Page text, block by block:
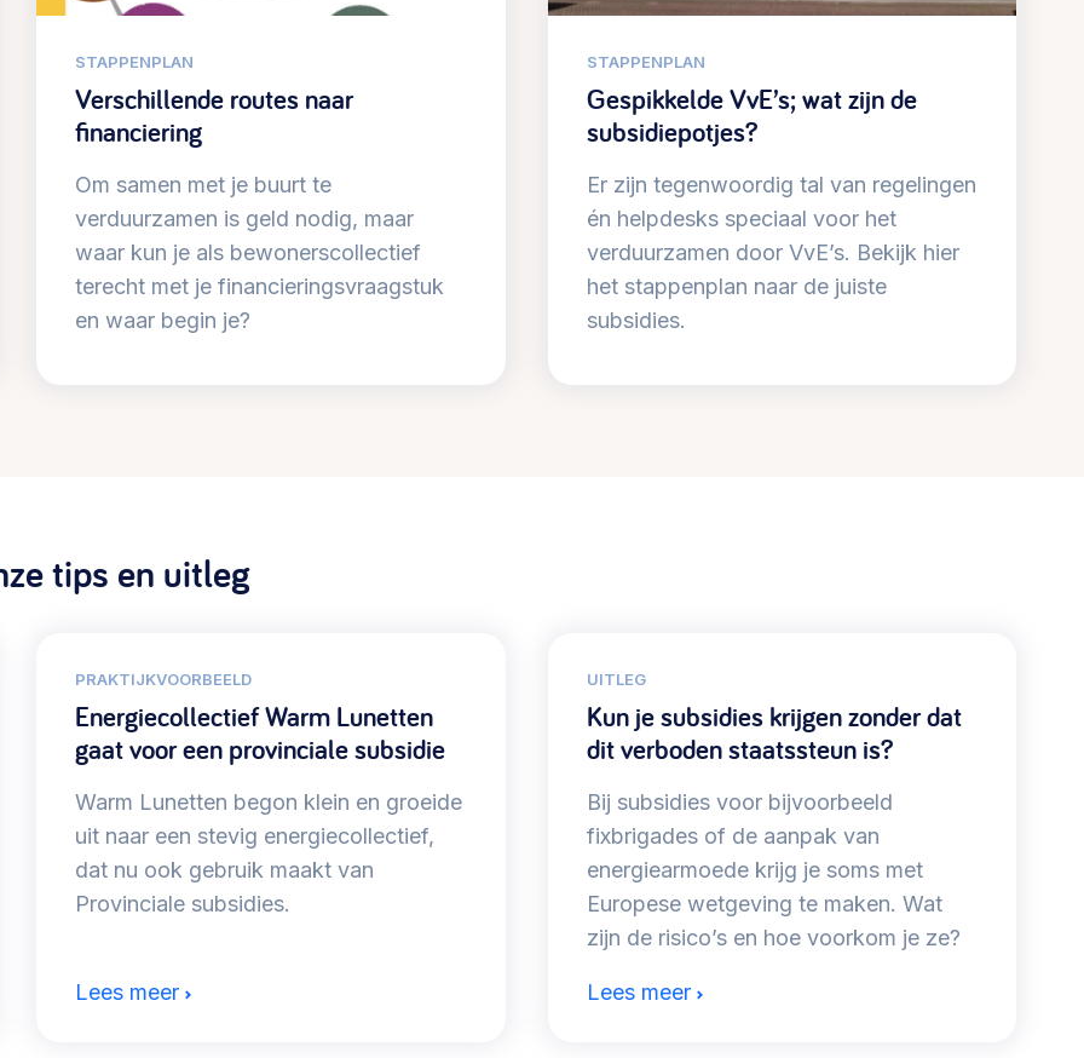
STAPPENPLAN
Verschillende routes naar
financiering
Om samen met je buurt te
verduurzamen is geld nodig, maar
waar kun je als bewonerscollectief
terecht met je financieringsvraagstuk
en waar begin je?
STAPPENPLAN
Gespikkelde VvE’s; wat zijn de
subsidiepotjes?
Er zijn tegenwoordig tal van regelingen
én helpdesks speciaal voor het
verduurzamen door VvE’s. Bekijk hier
het stappenplan naar de juiste
subsidies.
tips en uitleg
PRAKTIJKVOORBEELD
Energiecollectief Warm Lunetten
gaat voor een provinciale subsidie
Warm Lunetten begon klein en groeide
uit naar een stevig energiecollectief,
dat nu ook gebruik maakt van
Provinciale subsidies.
Lees meer
UITLEG
Kun je subsidies krijgen zonder dat
dit verboden staatssteun is?
Bij subsidies voor bijvoorbeeld
fixbrigades of de aanpak van
energiearmoede krijg je soms met
Europese wetgeving te maken. Wat
zijn de risico’s en hoe voorkom je ze?
Lees meer